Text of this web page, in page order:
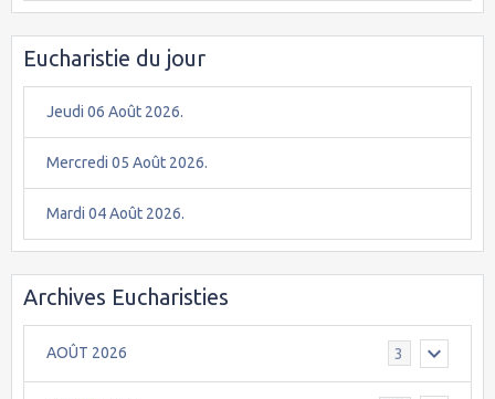
Eucharistie du jour
Jeudi 06 Août 2026.
Mercredi 05 Août 2026.
Mardi 04 Août 2026.
Archives Eucharisties
AOÛT 2026 3